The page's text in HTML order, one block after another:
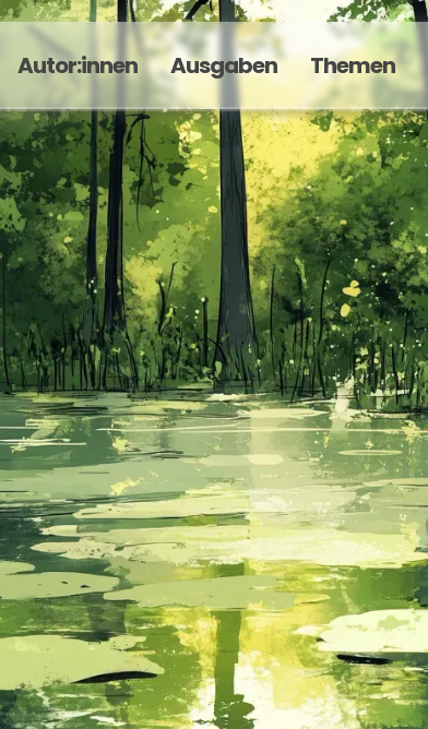
Autor:innen Ausgaben Themen